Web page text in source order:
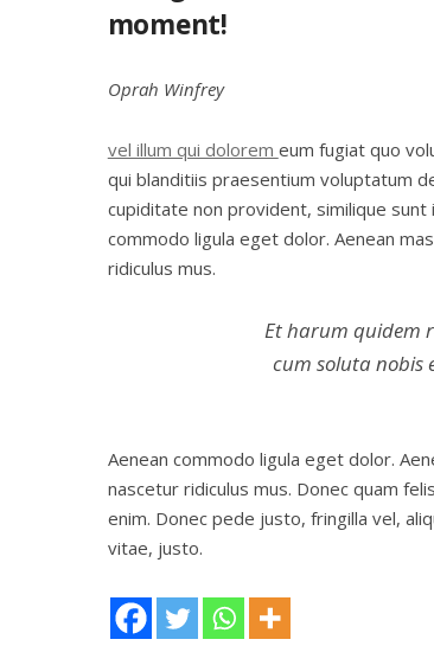
moment!
Oprah Winfrey
vel illum qui dolorem eum fugiat quo
qui blanditiis praesentium voluptatum
cupiditate non provident, similique
commodo ligula eget dolor. Aenean
ridiculus mus.
Et harum quidem
cum soluta nobis
Aenean commodo ligula eget dolor.
nascetur ridiculus mus. Donec quam
enim. Donec pede justo, fringilla vel,
vitae, justo.